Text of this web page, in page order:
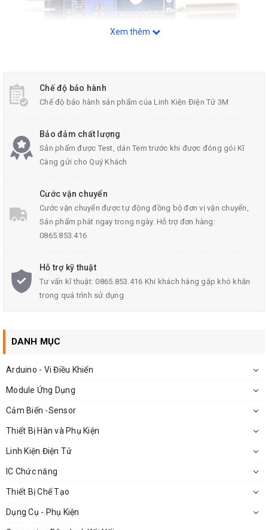
Module Cảm Biến Góc Nghiêng 2 Kênh SW520D
Thông Số Kỹ Thuật Module SW520D
IC: LM393.
2 cảm biến: SW-520
Tín hiệu: Digital TTL.
Thứ tự chân:
AO: Tín hiệu Analog
VCC: 3.3-5V
Xem thêm
Chế độ bảo hành
Chế độ bảo hành sản phẩm của Linh Kiện Điện Tử 3M
Bảo đảm chất lượng
Sản phẩm được Test, dán Tem trước khi được đóng gói Kĩ
Càng gửi cho Quý Khách
Cước vận chuyển
Cước vận chuyển được tự động đồng bộ đơn vị vận chuyển,
Sản phẩm phát ngay trong ngày. Hỗ trợ đơn hàng:
0865.853.416
Hỗ trợ kỹ thuật
Tư vấn kĩ thuật: 0865.853.416 Khi khách hàng gặp khó khăn
trong quá trình sử dụng
DANH MỤC
Arduino - Vi Điều Khiển
Module Ứng Dụng
Cảm Biến -Sensor
Thiết Bị Hàn và Phụ Kiện
Linh Kiện Điện Tử
IC Chức năng
Thiết Bị Chế Tạo
Dụng Cụ - Phụ Kiện